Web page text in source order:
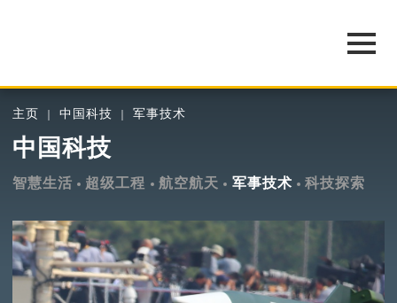
主页 中国科技 军事技术
中国科技
智慧生活 超级工程 航空航天 军事技术 科技探索